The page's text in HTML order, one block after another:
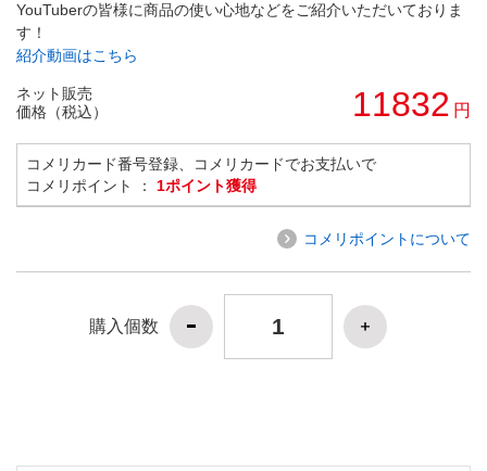
YouTuberの皆様に商品の使い心地などをご紹介いただいておりま
す！
紹介動画はこちら
ネット販売
価格（税込）
11832 円
コメリカード番号登録、コメリカードでお支払いで
コメリポイント ： 1ポイント獲得
コメリポイントについて
購入個数